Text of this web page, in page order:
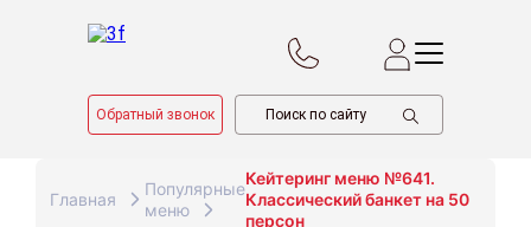
Обратный звонок
Главная
Популярные
меню
Кейтеринг меню №641.
Классический банкет на 50
персон